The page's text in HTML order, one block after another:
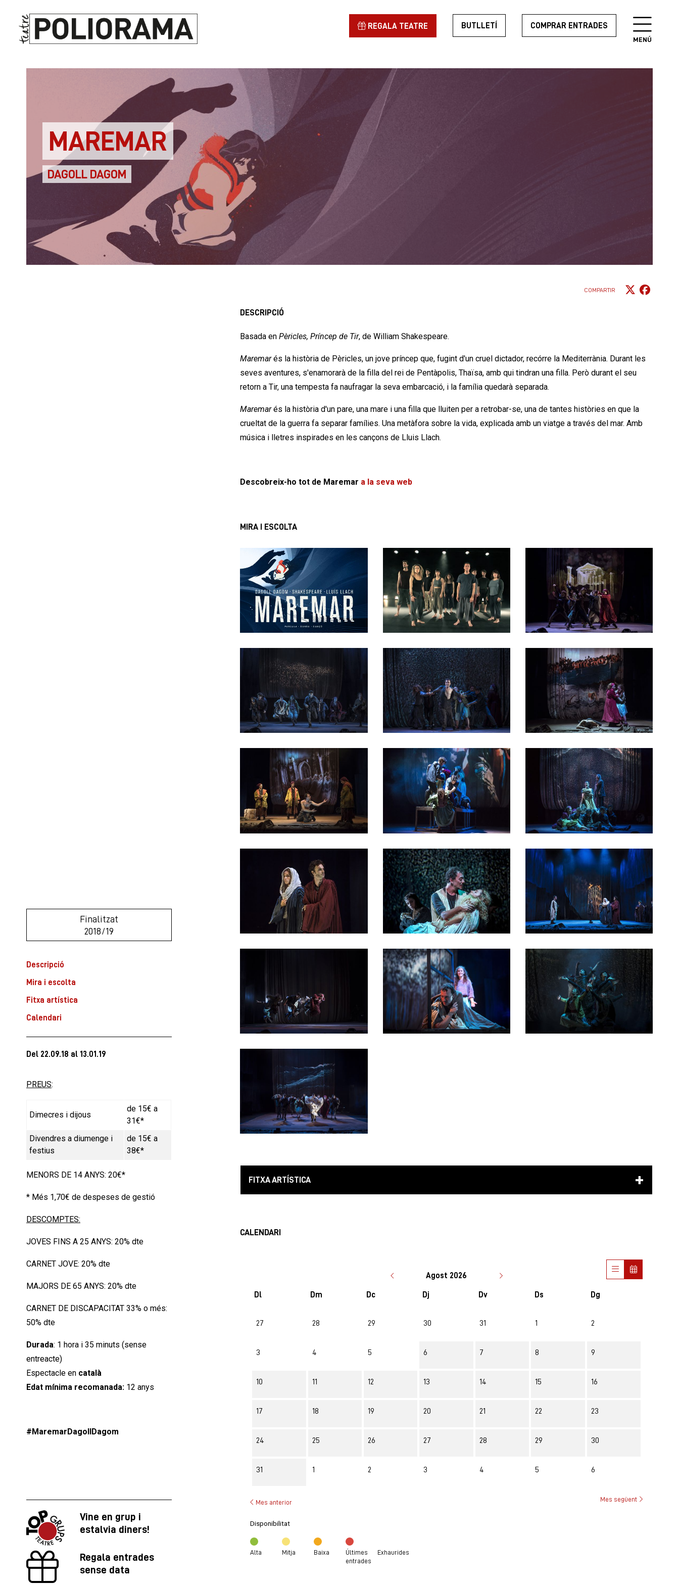
MENÚ
COMPRAR ENTRADES
BUTLLETÍ
REGALA TEATRE
MAREMAR
DAGOLL DAGOM
COMPARTIR
Finalitzat
2018/19
Descripció
Mira i escolta
Fitxa artística
Calendari
Del 22.09.18 al 13.01.19
PREUS:
Dimecres i dijous
de 15€ a
31€*
Divendres a diumenge i
festius
de 15€ a
38€*
MENORS DE 14 ANYS: 20€*
* Més 1,70€ de despeses de gestió
DESCOMPTES:
JOVES FINS A 25 ANYS: 20% dte
CARNET JOVE: 20% dte
MAJORS DE 65 ANYS: 20% dte
CARNET DE DISCAPACITAT 33% o més:
50% dte
Durada: 1 hora i 35 minuts (sense
entreacte)
Espectacle en català
Edat mínima recomanada: 12 anys
#MaremarDagollDagom
Vine en grup i
estalvia diners!
Regala entrades
sense data
DESCRIPCIÓ
Basada enPèricles, Príncep de Tir, de William Shakespeare.
Maremarés la història de Pèricles, un jove príncep que, fugint d'un cruel dictador, recórre la Mediterrània. Durant les
seves aventures, s'enamorarà de la filla del rei de Pentàpolis, Thaïsa, amb qui tindran una filla. Però durant el seu
retorn a Tir, una tempesta fa naufragar la seva embarcació, i la família quedarà separada.
Maremarés la història d'un pare, una mare i una filla que lluiten per a retrobar-se, una de tantes històries en que la
crueltat de la guerra fa separar famílies. Una metàfora sobre la vida, explicada amb un viatge a través del mar. Amb
música i lletres inspirades en les cançons de Lluis Llach.
Descobreix-ho tot de Maremar a la seva web
MIRA I ESCOLTA
FITXA ARTÍSTICA
CALENDARI
Agost 2026
Dl Dm Dc Dj Dv Ds Dg
No hi ha cap activitat aquest mes
27 28 29 30 31 1 2
3 4 5 6 7 8 9
10 11 12 13 14 15 16
17 18 19 20 21 22 23
24 25 26 27 28 29 30
31 1 2 3 4 5 6
Mes anterior Mes següent
Disponibilitat
Alta Mitja Baixa
Últimes
entrades
Exhaurides